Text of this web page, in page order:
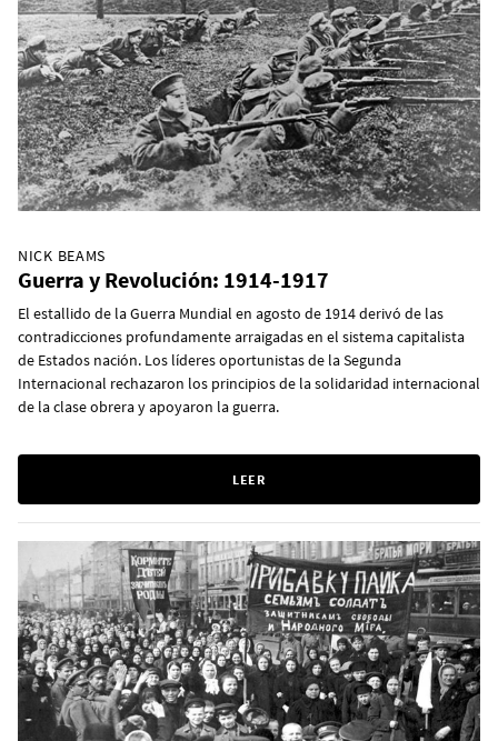
NICK BEAMS
Guerra y Revolución: 1914-1917
El estallido de la Guerra Mundial en agosto de 1914 derivó de las
contradicciones profundamente arraigadas en el sistema capitalista
de Estados nación. Los líderes oportunistas de la Segunda
Internacional rechazaron los principios de la solidaridad internacional
de la clase obrera y apoyaron la guerra.
LEER